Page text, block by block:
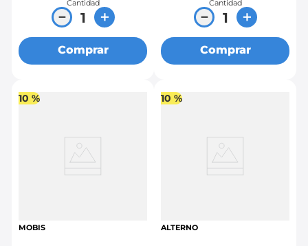
Cantidad
＋
－
Comprar
Cantidad
＋
－
Comprar
10 %
MOBIS
10 %
ALTERNO